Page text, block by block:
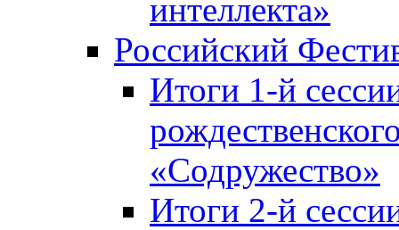
интеллекта»
Российский
Итоги 1-й
«Содружество»
Итоги 2-й